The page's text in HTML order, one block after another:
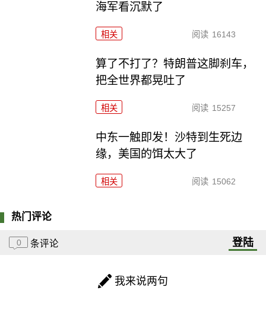
海军看沉默了
相关 阅读 16143
算了不打了？特朗普这脚刹车，
把全世界都晃吐了
相关 阅读 15257
中东一触即发！沙特到生死边
缘，美国的饵太大了
相关 阅读 15062
热门评论
0 条评论 登陆
我来说两句